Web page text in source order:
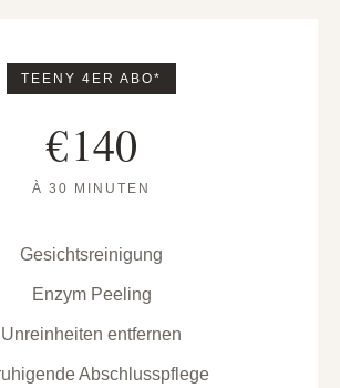
TEENY 4ER ABO*
€140
À 30 MINUTEN
Gesichtsreinigung
Enzym Peeling
Unreinheiten entfernen
Abschlusspflege